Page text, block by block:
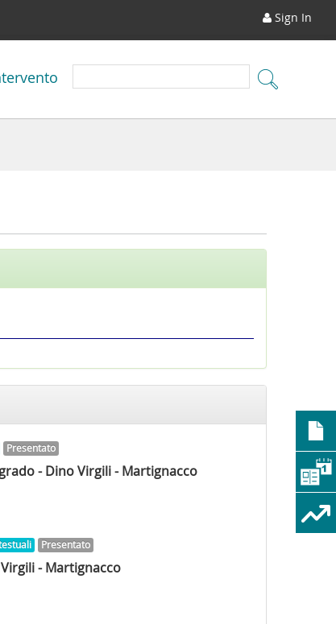
Sign In
Presentato
- Dino Virgili - Martignacco
Presentato
- Martignacco